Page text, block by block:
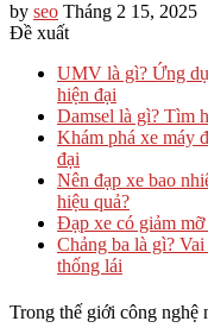
by seo Tháng 2 15, 2025
Đề xuất
UMV là gì? Ứng
hiện đại
Damsel là gì? Tìm
Khám phá xe máy
đại
Nên đạp xe bao
hiệu quả?
Đạp xe có giảm
Chảng ba là gì?
thống lái
Trong thế giới công nghệ